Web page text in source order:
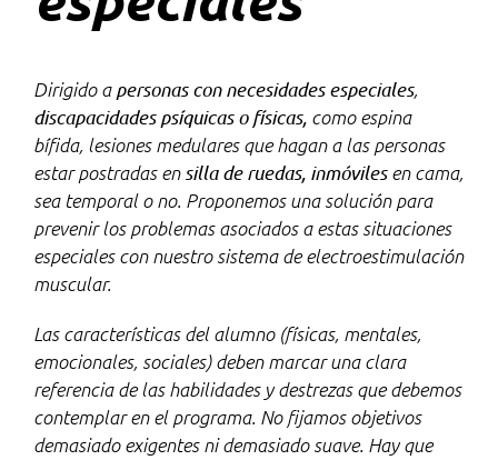
Dirigido apersonas con necesidades especiales,
discapacidades psíquicaso físicas, como espina
bífida, lesiones medulares que hagan a las personas
estar postradas en silla de ruedas, inmóvilesen cama,
sea temporal o no. Proponemos una solución para
prevenir los problemas asociados a estas situaciones
especiales con nuestro sistema de electroestimulación
muscular.
Las características del alumno (físicas, mentales,
emocionales, sociales) deben marcar una clara
referencia de las habilidades y destrezas que debemos
contemplar en el programa. No fijamos objetivos
demasiado exigentes ni demasiado suave. Hay que